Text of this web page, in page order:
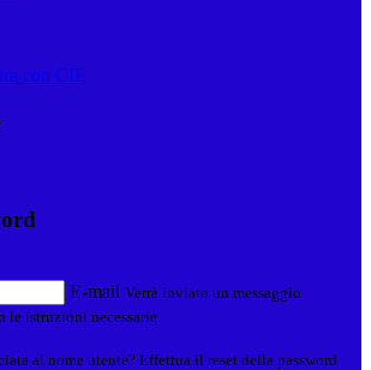
con CIE
E-mail Verrà inviato un messaggio
istruzioni necessarie.
al nome utente? Effettua il reset della password